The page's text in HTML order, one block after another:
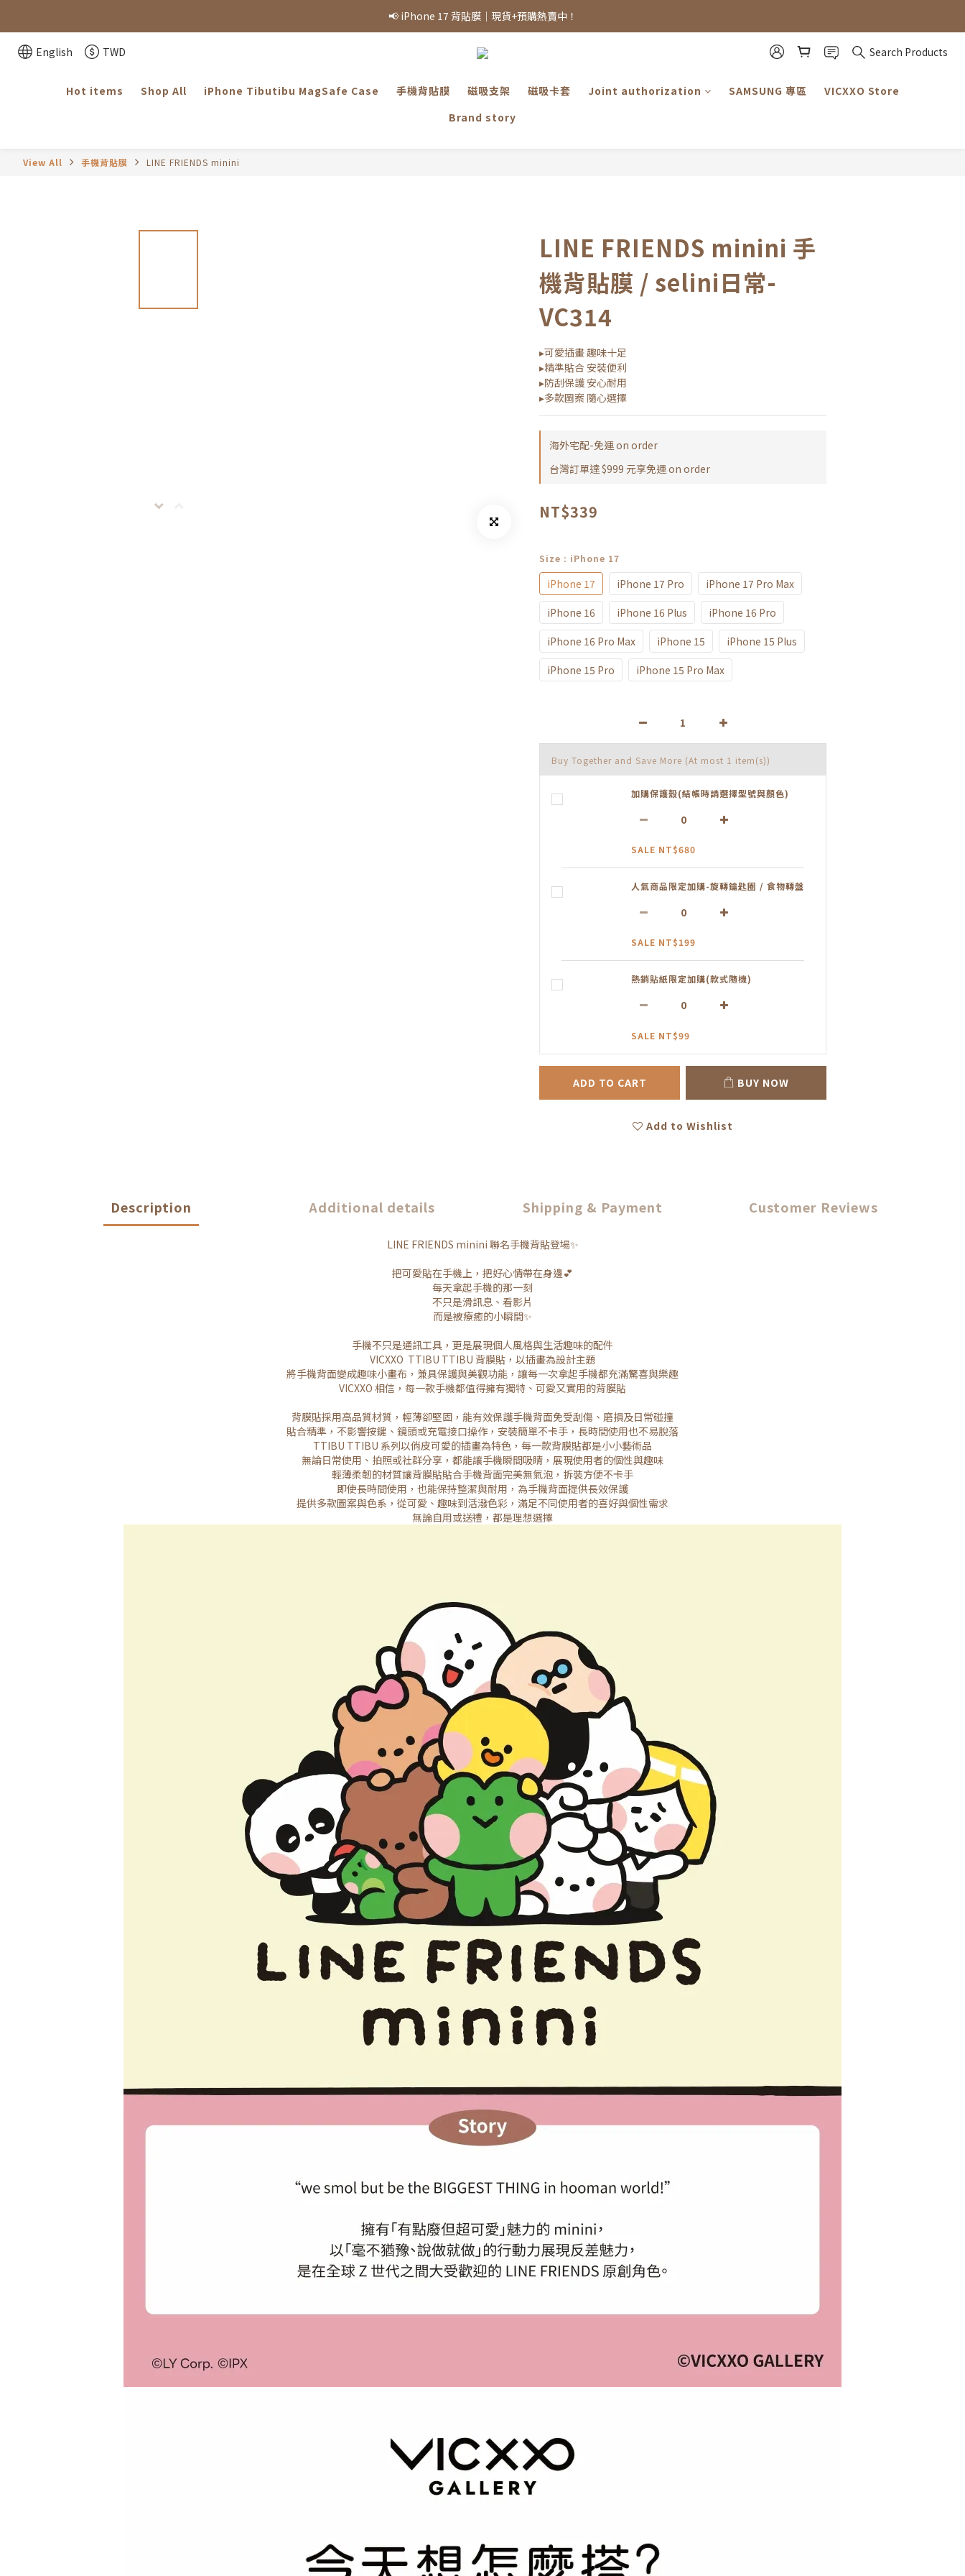
「因部分商品熱銷，部分庫存可能需等候，實際出貨情況將依當日庫存為準，敬請見諒。」
📢 iPhone 17 背貼膜｜現貨+預購熱賣中！
「因部分商品熱銷，部分庫存可能需等候，實際出貨情況將依當日庫存為準，敬請見諒。」
English TWD Search Products
Hot items Shop All iPhone Tibutibu MagSafe Case 手機背貼膜 磁吸支架 磁吸卡套 Joint authorization SAMSUNG 專區
VICXXO Store
Brand story
View All 手機背貼膜 LINE FRIENDS minini
LINE FRIENDS minini 手
機背貼膜 / selini日常-
VC314
▸可愛插畫 趣味十足
▸精準貼合 安裝便利
▸防刮保護 安心耐用
▸多款圖案 隨心選擇
海外宅配-免運 on order
台灣訂單達 $999 元享免運 on order
NT$339
Size : iPhone 17
iPhone 17 iPhone 17 Pro
iPhone 17 Pro Max
iPhone 16
iPhone 16 Plus
iPhone 16 Pro
iPhone 16 Pro Max
iPhone 15
iPhone 15 Plus
iPhone 15 Pro
iPhone 15 Pro Max
Buy Together and Save More (At most 1 item(s))
加購保護殼(結帳時請選擇型號與顏色)
SALE NT$680
人氣商品限定加購-旋轉鑰匙圈 / 食物轉盤
SALE NT$199
熱銷貼紙限定加購(款式隨機)
SALE NT$99
ADD TO CART BUY NOW
Add to Wishlist
Description Additional details Shipping & Payment Customer Reviews
LINE FRIENDS minini 聯名手機背貼登場✨
把可愛貼在手機上，把好心情帶在身邊💕
每天拿起手機的那一刻
不只是滑訊息、看影片
而是被療癒的小瞬間✨
手機不只是通訊工具，更是展現個人風格與生活趣味的配件
VICXXO TTIBU TTIBU 背膜貼，以插畫為設計主題
將手機背面變成趣味小畫布，兼具保護與美觀功能，讓每一次拿起手機都充滿驚喜與樂趣
VICXXO 相信，每一款手機都值得擁有獨特、可愛又實用的背膜貼
背膜貼採用高品質材質，輕薄卻堅固，能有效保護手機背面免受刮傷、磨損及日常碰撞
貼合精準，不影響按鍵、鏡頭或充電接口操作，安裝簡單不卡手，長時間使用也不易脫落
TTIBU TTIBU 系列以俏皮可愛的插畫為特色，每一款背膜貼都是小小藝術品
無論日常使用、拍照或社群分享，都能讓手機瞬間吸睛，展現使用者的個性與趣味
輕薄柔韌的材質讓背膜貼貼合手機背面完美無氣泡，拆裝方便不卡手
即使長時間使用，也能保持整潔與耐用，為手機背面提供長效保護
提供多款圖案與色系，從可愛、趣味到活潑色彩，滿足不同使用者的喜好與個性需求
無論自用或送禮，都是理想選擇